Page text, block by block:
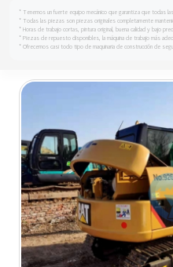
* Tenemos un fuerte equipo mecánico que garantiza que todas
* Todas las piezas son piezas originales completamente
* Horas de trabajo cortas, pintura original, buena calidad y bajo
* Piezas de repuesto disponibles, la máquina de trabajo más
* Ofrecemos casi todo tipo de maquinaria de construcción de